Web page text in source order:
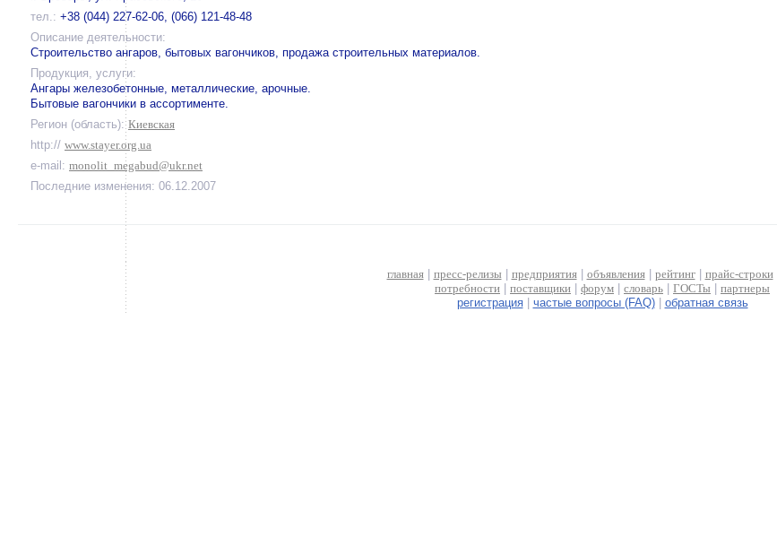
тел.: +38 (044) 227-62-06, (066) 121-48-48
Описание деятельности:
Строительство ангаров, бытовых вагончиков, продажа строительных материалов.
Продукция, услуги:
Ангары железобетонные, металлические, арочные.
Бытовые вагончики в ассортименте.
Регион (область): Киевская
http:// www.stayer.org.ua
e-mail: monolit_megabud@ukr.net
Последние изменения: 06.12.2007
главная| пресс-релизы предприятия| объявления| рейтинг| прайс-строки|
потребности
поставщики форум словарь ГОСТы
партнеры
регистрация| частые вопросы (FAQ)| обратная связь